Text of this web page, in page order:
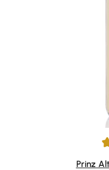
Durchschnittliche
Prinz